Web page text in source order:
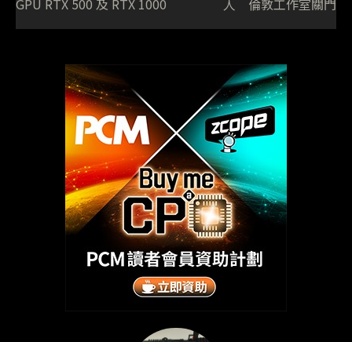
GPU RTX 500 及 RTX 1000
人 倫敦工作室關門